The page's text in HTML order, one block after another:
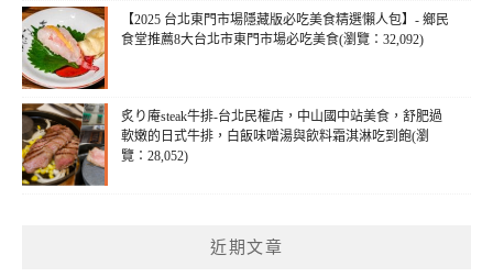
【2025 台北東門市場隱藏版必吃美食精選懶人包】- 鄉民
食堂推薦8大台北市東門市場必吃美食(瀏覽：32,092)
炙り庵steak牛排-台北民權店，中山國中站美食，舒肥過
軟嫩的日式牛排，白飯味噌湯與飲料霜淇淋吃到飽(瀏
覽：28,052)
近期文章